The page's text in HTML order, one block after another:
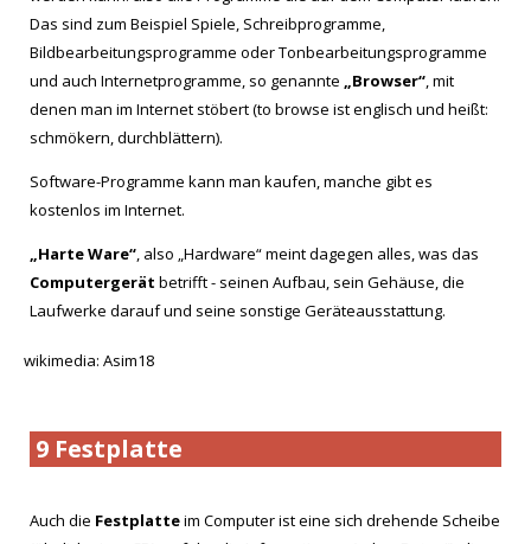
Das sind zum Beispiel Spiele, Schreibprogramme,
Bildbearbeitungsprogramme oder Tonbearbeitungsprogramme
und auch Internetprogramme, so genannte „Browser“, mit
denen man im Internet stöbert (to browse ist englisch und heißt:
schmökern, durchblättern).
Software-Programme kann man kaufen, manche gibt es
kostenlos im Internet.
„Harte Ware“, also „Hardware“ meint dagegen alles, was das
Computergerät betrifft - seinen Aufbau, sein Gehäuse, die
Laufwerke darauf und seine sonstige Geräteausstattung.
wikimedia: Asim18
9 Festplatte
Auch die Festplatteim Computer ist eine sich drehende Scheibe